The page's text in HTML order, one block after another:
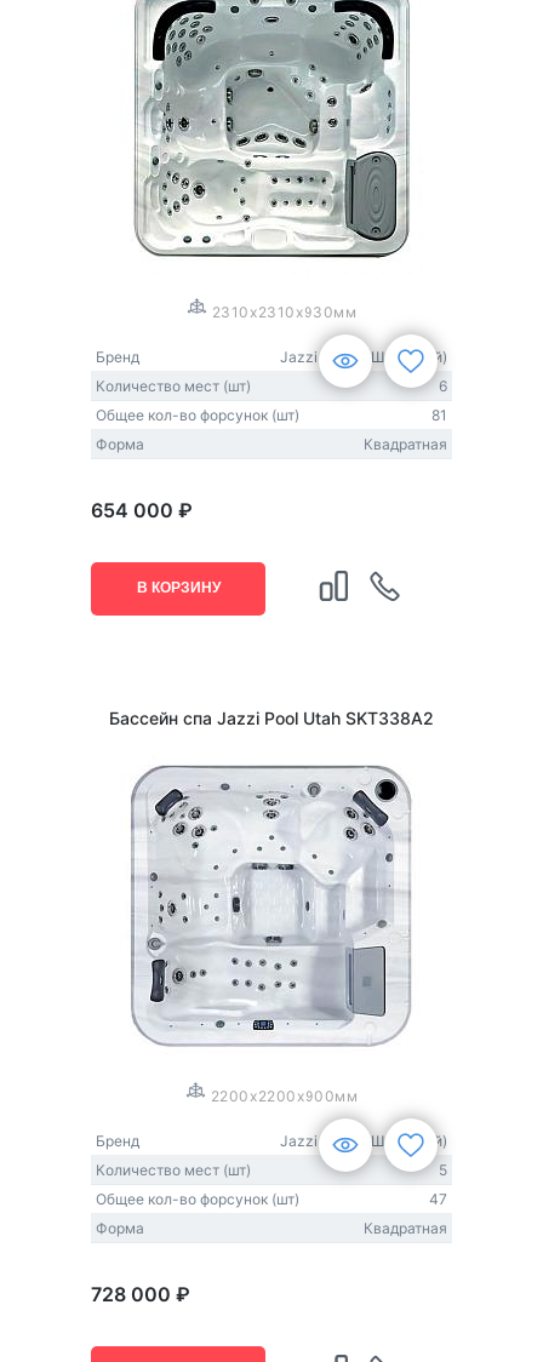
2310x2310x930мм
Бренд
Jazzi Pool (США-Китай)
Количество мест (шт)
6
Общее кол-во форсунок (шт)
81
Форма
Квадратная
654 000 ₽
В КОРЗИНУ
Бассейн спа Jazzi Pool Utah SKT338A2
2200x2200x900мм
Бренд
Jazzi Pool (США-Китай)
Количество мест (шт)
5
Общее кол-во форсунок (шт)
47
Форма
Квадратная
728 000 ₽